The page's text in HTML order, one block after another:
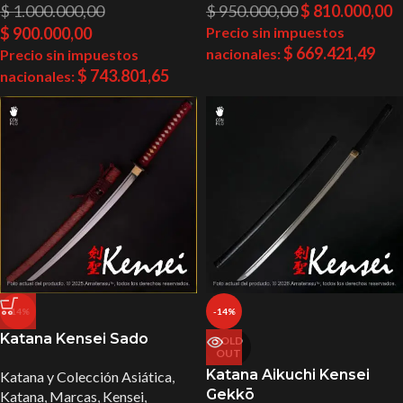
$1.000.000,00
$ 900.000,00
Precio sin impuestos
nacionales:$ 743.801,65
$950.000,00$ 810.000,00
Precio sin impuestos
nacionales:$ 669.421,49
-14%
Katana Kensei Sado
Katana y Colección Asiática,
Katana, Marcas, Kensei,
-14%
SOLD
OUT
Katana Aikuchi Kensei
Gekkō